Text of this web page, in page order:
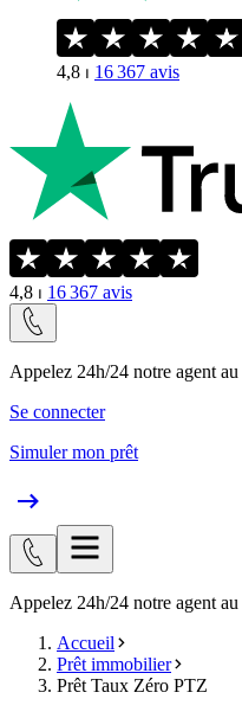
4,8 ⏐ 16 367 avis
4,8 ⏐ 16 367 avis
Appelez 24h/24 notre agent au
Se connecter
Simuler mon prêt
Appelez 24h/24 notre agent au
Accueil
Prêt immobilier
Prêt Taux Zéro PTZ